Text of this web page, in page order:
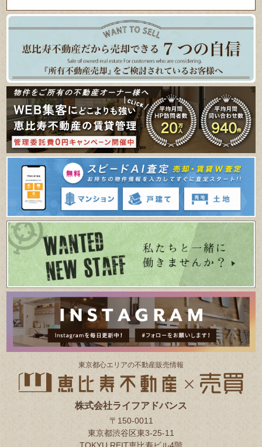
東京都⼼エリアの不動産販売情報
株式会社ライフアドバンス
〒150-0011
東京都渋谷区東3-25-11